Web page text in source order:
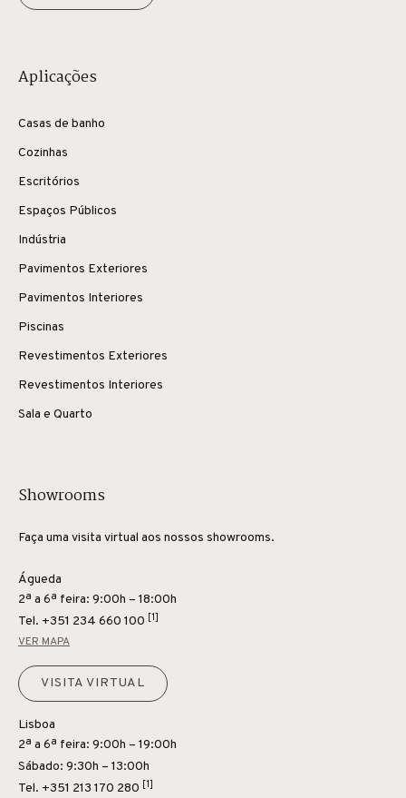
Aplicações
Casas de banho
Cozinhas
Escritórios
Espaços Públicos
Indústria
Pavimentos Exteriores
Pavimentos Interiores
Piscinas
Revestimentos Exteriores
Revestimentos Interiores
Sala e Quarto
Showrooms
Faça uma visita virtual aos nossos showrooms.
Águeda
2ª a 6ª feira: 9:00h – 18:00h
Tel. +351 234 660 100 [1]
VER MAPA
VISITA VIRTUAL
Lisboa
2ª a 6ª feira: 9:00h – 19:00h
Sábado: 9:30h – 13:00h
Tel. +351 213 170 280 [1]